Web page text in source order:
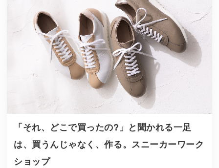
「それ、どこで買ったの?」と聞かれる一足
は、買うんじゃなく、作る。スニーカーワーク
ショップ